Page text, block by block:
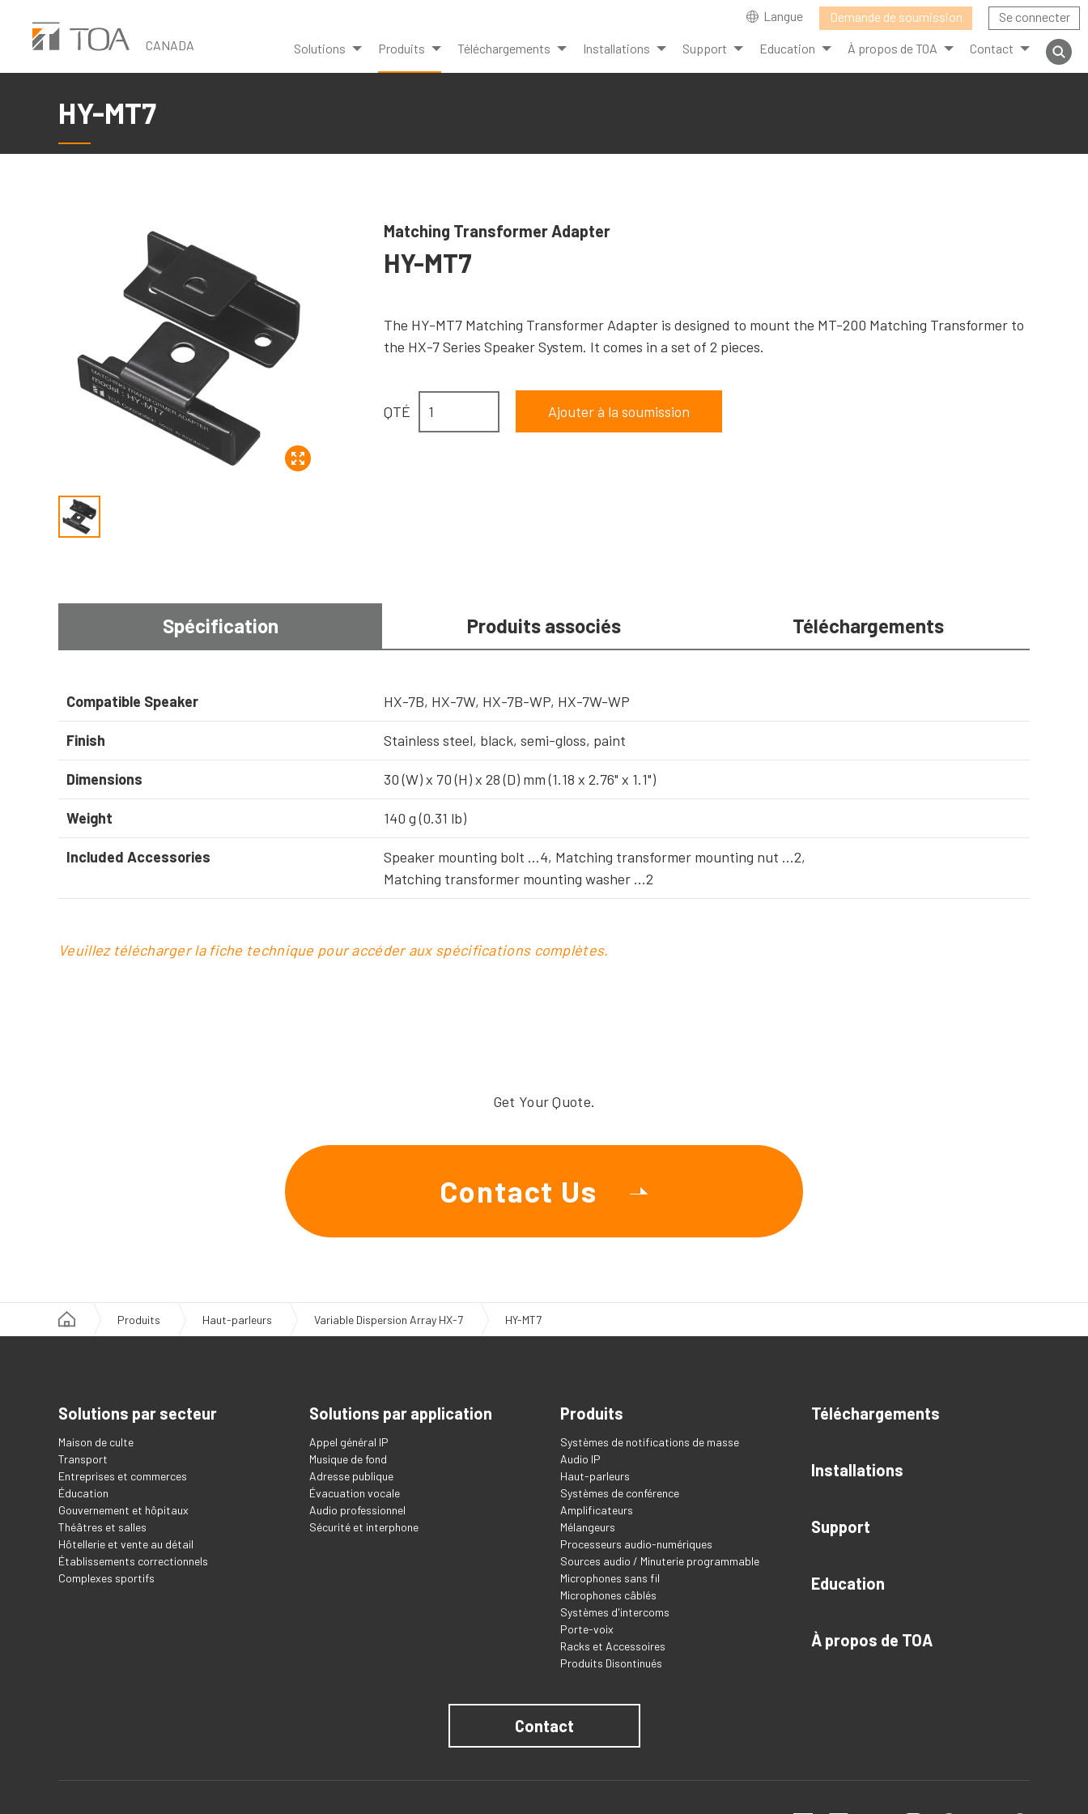
content
CANADA
Langue Demande de soumission Se connecter
Solutions Produits Téléchargements Installations Support Education À propos de TOA Contact
HY-MT7
Matching Transformer Adapter
HY-MT7
The HY-MT7 Matching Transformer Adapter is designed to mount the MT-200 Matching Transformer to
the HX-7 Series Speaker System. It comes in a set of 2 pieces.
QTÉ
Spécification Produits associés Téléchargements
Compatible Speaker HX-7B, HX-7W, HX-7B-WP, HX-7W-WP
Finish Stainless steel, black, semi-gloss, paint
Dimensions 30 (W) x 70 (H) x 28 (D) mm (1.18 x 2.76" x 1.1")
Weight 140 g (0.31 lb)
Included Accessories
Speaker mounting bolt …4, Matching transformer mounting nut …2,
Matching transformer mounting washer …2
Veuillez télécharger la fiche technique pour accéder aux spécifications complètes.
Get Your Quote.
Contact Us
Produits Haut-parleurs Variable Dispersion Array HX-7 HY-MT7
Solutions par secteur
Maison de culte
Transport
Entreprises et commerces
Éducation
Gouvernement et hôpitaux
Théâtres et salles
Hôtellerie et vente au détail
Établissements correctionnels
Complexes sportifs
Solutions par application
Appel général IP
Musique de fond
Adresse publique
Évacuation vocale
Audio professionnel
Sécurité et interphone
Produits
Systèmes de notifications de masse
Audio IP
Haut-parleurs
Systèmes de conférence
Amplificateurs
Mélangeurs
Processeurs audio-numériques
Sources audio / Minuterie programmable
Microphones sans fil
Microphones câblés
Systèmes d'intercoms
Porte-voix
Racks et Accessoires
Produits Disontinués
Téléchargements
Installations
Support
Education
À propos de TOA
Contact